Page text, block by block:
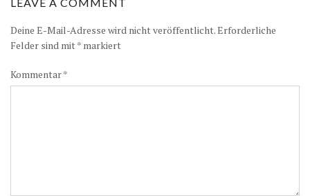
LEAVE A COMMENT
Deine E-Mail-Adresse wird nicht veröffentlicht.Erforderliche
Felder sind mit* markiert
Kommentar*